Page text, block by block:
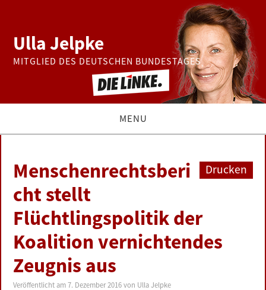
Ulla Jelpke
MITGLIED DES DEUTSCHEN BUNDESTAGES
MENU
BUNDESTAG
PRESSE
ZUR PERSON
LINKS
Drucken
Menschenrechtsberi
cht stellt
Flüchtlingspolitik der
Koalition vernichtendes
Zeugnis aus
Veröffentlicht am7. Dezember 2016 von Ulla Jelpke